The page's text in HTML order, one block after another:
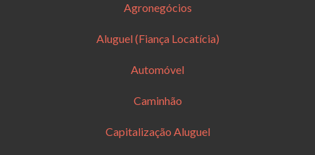
Agronegócios
Aluguel (Fiança Locatícia)
Automóvel
Caminhão
Capitalização Aluguel